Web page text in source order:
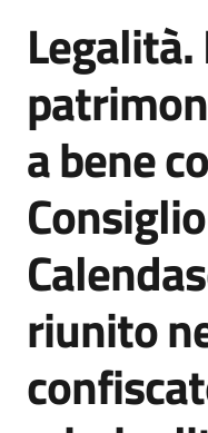
Agenzia
di
informazione
e
comunicazione
Seguici
su
Salta al contenuto
Legalità.
a bene
riunito